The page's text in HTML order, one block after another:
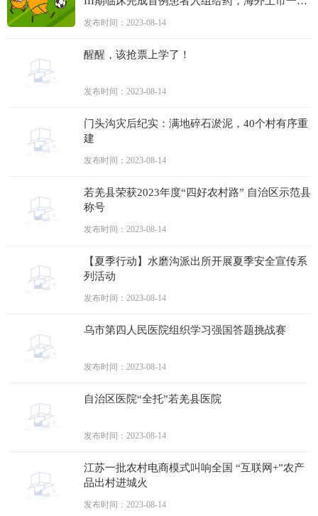
发布时间：2023-08-14
醒醒，该抢票上学了！
发布时间：2023-08-14
门头沟灾后纪实：满地碎石淤泥，40个村有序重
建
发布时间：2023-08-14
若羌县荣获2023年度“四好农村路” 自治区示范县
称号
发布时间：2023-08-14
【夏季行动】水磨沟派出所开展夏季安全宣传系
列活动
发布时间：2023-08-14
乌市第四人民医院组织学习强国答题挑战赛
发布时间：2023-08-14
自治区医院“全托”若羌县医院
发布时间：2023-08-14
江苏一批农村电商模式叫响全国 “互联网+”农产
品出村进城火
发布时间：2023-08-14